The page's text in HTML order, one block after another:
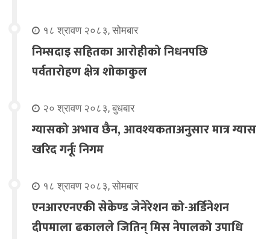
१८ श्रावण २०८३, सोमबार
निम्सदाइ सहितका आरोहीको निधनपछि
पर्वतारोहण क्षेत्र शोकाकुल
२० श्रावण २०८३, बुधबार
ग्यासको अभाव छैन, आवश्यकताअनुसार मात्र ग्यास
खरिद गर्नूः निगम
१८ श्रावण २०८३, सोमबार
एनआरएनएकी सेकेण्ड जेनेरेशन को-अर्डिनेशन
दीपमाला ढकालले जितिन् मिस नेपालको उपाधि